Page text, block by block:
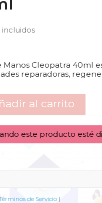
Manos Cleopatra 40ml
reparadoras,
al carrito
este producto esté
de Servicio )